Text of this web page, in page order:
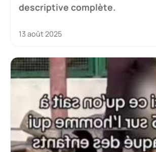
descriptive complète.
13 août 2025